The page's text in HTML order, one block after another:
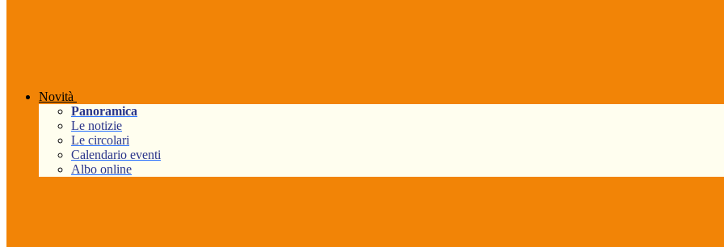
Novità
Panoramica
Le notizie
Le circolari
Calendario eventi
Albo online